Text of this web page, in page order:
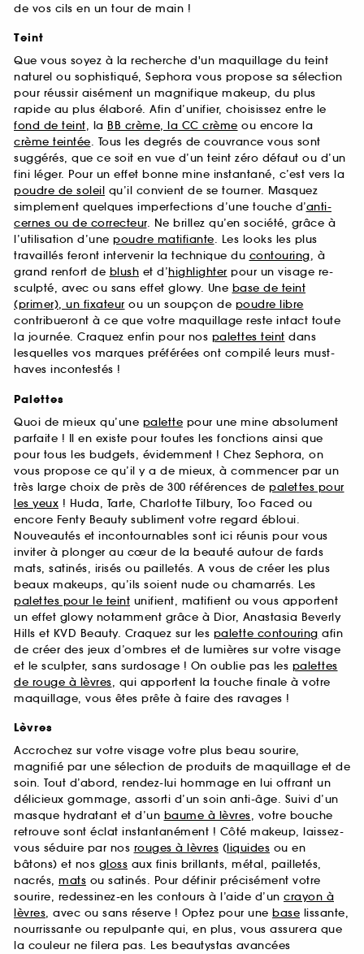
de vos cils en un tour de main !
Teint
Que vous soyez à la recherche d'un maquillage du teint
naturel ou sophistiqué, Sephora vous propose sa sélection
pour réussir aisément un magnifique makeup, du plus
rapide au plus élaboré. Afin d’unifier, choisissez entre le
fond de teint, la BB crème, la CC crème ou encore la
crème teintée. Tous les degrés de couvrance vous sont
suggérés, que ce soit en vue d’un teint zéro défaut ou d’un
fini léger. Pour un effet bonne mine instantané, c’est vers la
poudre de soleil qu’il convient de se tourner. Masquez
simplement quelques imperfections d’une touche d’anti-
cernes ou de correcteur. Ne brillez qu’en société, grâce à
l’utilisation d’une poudre matifiante. Les looks les plus
travaillés feront intervenir la technique du contouring, à
grand renfort de blush et d’highlighter pour un visage re-
sculpté, avec ou sans effet glowy. Une base de teint
(primer), un fixateur ou un soupçon de poudre libre
contribueront à ce que votre maquillage reste intact toute
la journée. Craquez enfin pour nos palettes teint dans
lesquelles vos marques préférées ont compilé leurs must-
haves incontestés !
Palettes
Quoi de mieux qu’une palette pour une mine absolument
parfaite ! Il en existe pour toutes les fonctions ainsi que
pour tous les budgets, évidemment ! Chez Sephora, on
vous propose ce qu’il y a de mieux, à commencer par un
très large choix de près de 300 références de palettes pour
les yeux ! Huda, Tarte, Charlotte Tilbury, Too Faced ou
encore Fenty Beauty subliment votre regard ébloui.
Nouveautés et incontournables sont ici réunis pour vous
inviter à plonger au cœur de la beauté autour de fards
mats, satinés, irisés ou pailletés. A vous de créer les plus
beaux makeups, qu’ils soient nude ou chamarrés. Les
palettes pour le teint unifient, matifient ou vous apportent
un effet glowy notamment grâce à Dior, Anastasia Beverly
Hills et KVD Beauty. Craquez sur les palette contouring afin
de créer des jeux d’ombres et de lumières sur votre visage
et le sculpter, sans surdosage ! On oublie pas les palettes
de rouge à lèvres, qui apportent la touche finale à votre
maquillage, vous êtes prête à faire des ravages !
Lèvres
Accrochez sur votre visage votre plus beau sourire,
magnifié par une sélection de produits de maquillage et de
soin. Tout d’abord, rendez-lui hommage en lui offrant un
délicieux gommage, assorti d’un soin anti-âge. Suivi d’un
masque hydratant et d’un baume à lèvres, votre bouche
retrouve sont éclat instantanément ! Côté makeup, laissez-
vous séduire par nos rouges à lèvres (liquides ou en
bâtons) et nos gloss aux finis brillants, métal, pailletés,
nacrés, mats ou satinés. Pour définir précisément votre
sourire, redessinez-en les contours à l’aide d’un crayon à
lèvres, avec ou sans réserve ! Optez pour une base lissante,
nourrissante ou repulpante qui, en plus, vous assurera que
la couleur ne filera pas. Les beautystas avancées